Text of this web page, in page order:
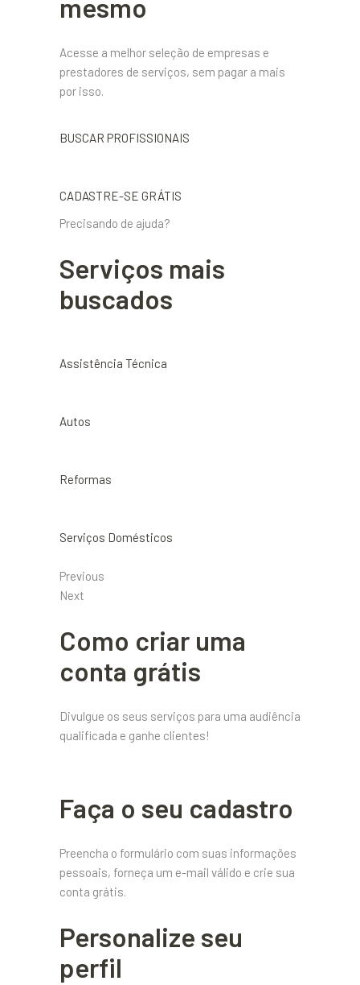
mesmo
Acesse a melhor seleção de empresas e
prestadores de serviços, sem pagar a mais
por isso.
BUSCAR PROFISSIONAIS
CADASTRE-SE GRÁTIS
Precisando de ajuda?
Serviços mais
buscados
Assistência Técnica
Autos
Reformas
Serviços Domésticos
Previous
Next
Como criar uma
conta grátis
Divulgue os seus serviços para uma audiência
qualificada e ganhe clientes!
Faça o seu cadastro
Preencha o formulário com suas informações
pessoais, forneça um e-mail válido e crie sua
conta grátis.
Personalize seu
perfil